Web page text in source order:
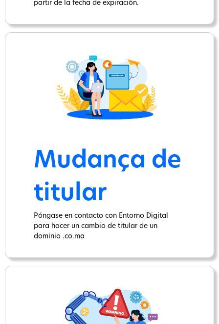
partir de la fecha de expiración.
Mudança de
titular
Póngase en contacto con Entorno Digital
para hacer un cambio de titular de un
dominio .co.ma